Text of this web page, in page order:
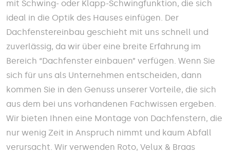
mit Schwing- oder Klapp-Schwingfunktion, die sich
ideal in die Optik des Hauses einfügen. Der
Dachfenstereinbau geschieht mit uns schnell und
zuverlässig, da wir über eine breite Erfahrung im
Bereich “Dachfenster einbauen” verfügen. Wenn Sie
sich für uns als Unternehmen entscheiden, dann
kommen Sie in den Genuss unserer Vorteile, die sich
aus dem bei uns vorhandenen Fachwissen ergeben.
Wir bieten Ihnen eine Montage von Dachfenstern, die
nur wenig Zeit in Anspruch nimmt und kaum Abfall
verursacht. Wir verwenden Roto, Velux & Braas